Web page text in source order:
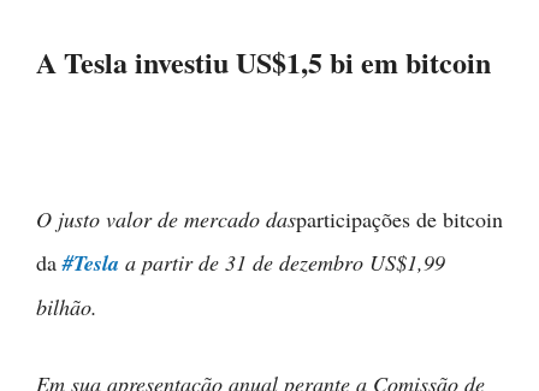
A Tesla investiu US$1,5 bi em bitcoin
O justo valor de mercado dasparticipações de bitcoin
da#Tesla a partir de 31 de dezembro US$1,99
bilhão.
Em sua apresentação anual perante a Comissão de